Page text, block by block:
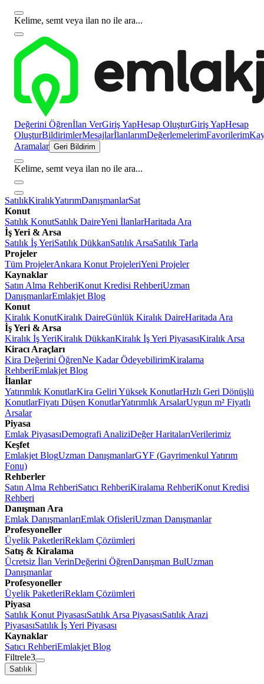
Kelime, semt veya ilan no ile ara...
Değerini Öğrenİlan VerGiriş YapHesap OluşturGiriş YapHesap
OluşturBildirimlerMesajlarİlanlarımDeğerlemelerimFavorilerim
Aramalar Geri Bildirim
Kelime, semt veya ilan no ile ara...
SatılıkKiralıkYatırımDanışmanlarSat
Konut
Satılık KonutSatılık DaireYeni İlanlarHaritada Ara
İş Yeri & Arsa
Satılık İş YeriSatılık DükkanSatılık ArsaSatılık Tarla
Projeler
Tüm ProjelerAnkara Konut ProjeleriYeni Projeler
Kaynaklar
Satın Alma RehberiKonut Kredisi RehberiUzman
DanışmanlarEmlakjet Blog
Konut
Kiralık KonutKiralık DaireGünlük Kiralık DaireHaritada Ara
İş Yeri & Arsa
Kiralık İş YeriKiralık DükkanKiralık İş Yeri PiyasasıKiralık Arsa
Kiracı Araçları
Kira Değerini ÖğrenNe Kadar ÖdeyebilirimKiralama
RehberiEmlakjet Blog
İlanlar
Yatırımlık KonutlarKira Geliri Yüksek KonutlarHızlı Geri Dönüşlü
KonutlarFiyatı Düşen KonutlarYatırımlık ArsalarUygun m² Fiyatlı
Arsalar
Piyasa
Emlak PiyasasıDemografi AnaliziDeğer HaritalarıVerilerimiz
Keşfet
Emlakjet BlogUzman DanışmanlarGYF (Gayrimenkul Yatırım
Fonu)
Rehberler
Satın Alma RehberiSatıcı RehberiKiralama RehberiKonut Kredisi
Rehberi
Danışman Ara
Emlak DanışmanlarıEmlak OfisleriUzman Danışmanlar
Profesyoneller
Üyelik PaketleriReklam Çözümleri
Satış & Kiralama
Ücretsiz İlan VerinDeğerini ÖğrenDanışman BulUzman
Danışmanlar
Profesyoneller
Üyelik PaketleriReklam Çözümleri
Piyasa
Satılık Konut PiyasasıSatılık Arsa PiyasasıSatılık Arazi
PiyasasıSatılık İş Yeri Piyasası
Kaynaklar
Satıcı RehberiEmlakjet Blog
Filtrele3
Satılık